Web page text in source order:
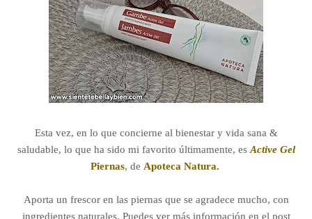
Esta vez, en lo que concierne al bienestar y vida sana &
saludable, lo que ha sido mi favorito últimamente, esActive Gel
Piernas, de Apoteca Natura.
Aporta un frescor en las piernas que se agradece mucho, con
ingredientes naturales. Puedes ver más información en el post